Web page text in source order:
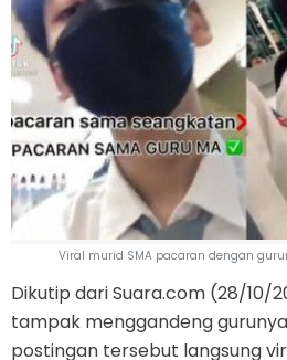
Viral murid SMA pacaran dengan
Dikutip dari Suara.com (28/10/
tampak menggandeng
postingan tersebut langsung